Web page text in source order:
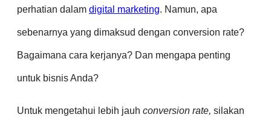
perhatian dalam digital marketing. Namun, apa
sebenarnya yang dimaksud dengan conversion rate?
Bagaimana cara kerjanya? Dan mengapa penting
untuk bisnis Anda?
Untuk mengetahui lebih jauh conversion rate, silakan